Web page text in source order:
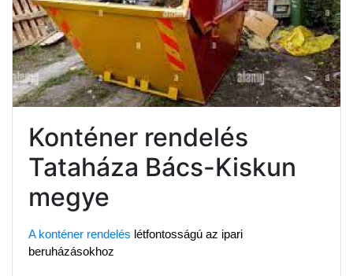
Konténer rendelés
Tataháza Bács-Kiskun
megye
A konténer rendelés létfontosságú az ipari
beruházásokhoz